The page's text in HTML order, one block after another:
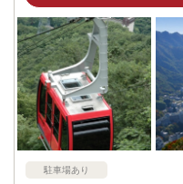
駐車場あり